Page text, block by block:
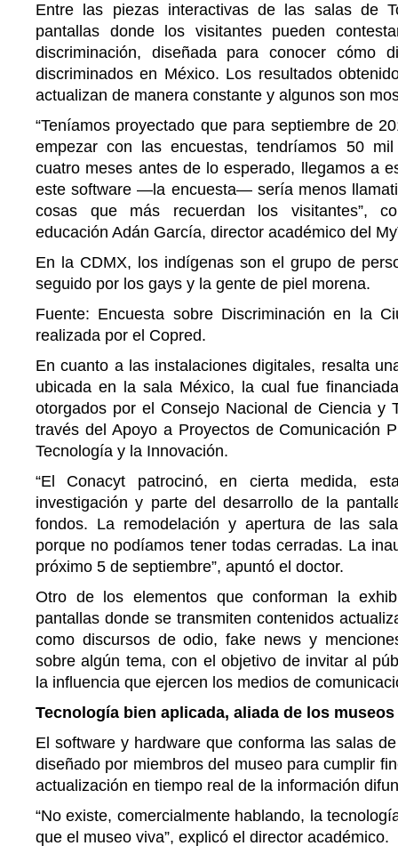
Entre las piezas interactivas de las salas de
pantallas donde los visitantes pueden
discriminación, diseñada para conocer cómo
discriminados en México. Los resultados
actualizan de manera constante y algunos son
“Teníamos proyectado que para septiembre de
empezar con las encuestas, tendríamos 50
cuatro meses antes de lo esperado, llegamos a
este software —la encuesta— sería menos
cosas que más recuerdan los visitantes”,
educación Adán García, director académico del
En la CDMX, los indígenas son el grupo de
seguido por los gays y la gente de piel morena.
Fuente: Encuesta sobre Discriminación en la
realizada por el Copred.
En cuanto a las instalaciones digitales, resalta
ubicada en la sala México, la cual fue
otorgados por el Consejo Nacional de Ciencia y
través del Apoyo a Proyectos de Comunicación
Tecnología y la Innovación.
“El Conacyt patrocinó, en cierta medida,
investigación y parte del desarrollo de la
fondos. La remodelación y apertura de las
porque no podíamos tener todas cerradas. La
próximo 5 de septiembre”, apuntó el doctor.
Otro de los elementos que conforman la
pantallas donde se transmiten contenidos
como discursos de odio, fake news y
sobre algún tema, con el objetivo de invitar al
la influencia que ejercen los medios de
Tecnología bien aplicada, aliada de los museos
El software y hardware que conforma las salas
diseñado por miembros del museo para cumplir
actualización en tiempo real de la información
“No existe, comercialmente hablando, la
que el museo viva”, explicó el director académico.